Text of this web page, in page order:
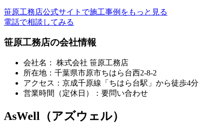
笹原工務店公式サイトで施工事例をもっと見る
電話で相談してみる
笹原工務店の会社情報
会社名： 株式会社 笹原工務店
所在地：千葉県市原市ちはら台西2-8-2
アクセス：京成千原線「ちはら台駅」から徒歩4分
営業時間（定休日）：要問い合わせ
AsWell（アズウェル）